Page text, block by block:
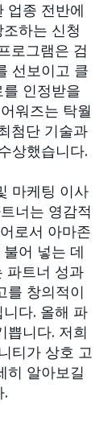
업종 전반에
하는 신청
로그램은 검
선보이고 클
인정받을
워즈는 탁월
첨단 기술과
상했습니다.
마케팅 이사
너는 영감적
로서 아마존
어 넣는 데
파트너 성과
를 창의적이
다. 올해 파
쁩니다. 저희
티가 상호 고
히 알아보길
.